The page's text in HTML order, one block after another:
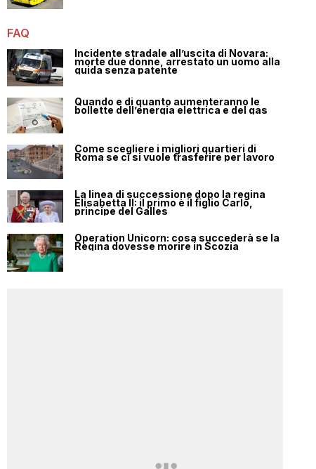
FAQ
Incidente stradale all’uscita di Novara:
morte due donne, arrestato un uomo alla
guida senza patente
Quando e di quanto aumenteranno le
bollette dell’energia elettrica e del gas
Come scegliere i migliori quartieri di
Roma se ci si vuole trasferire per lavoro
La linea di successione dopo la regina
Elisabetta II: il primo è il figlio Carlo,
principe del Galles
Operation Unicorn: cosa succederà se la
Regina dovesse morire in Scozia